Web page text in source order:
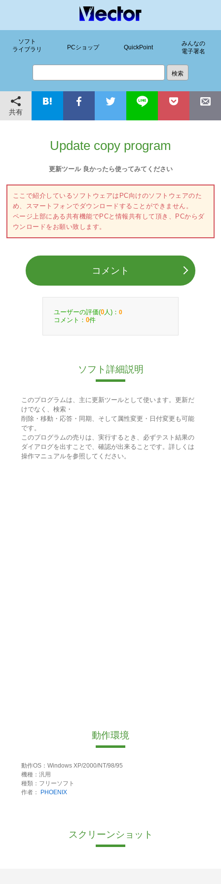
ソフト
ライブラリ
PCショップ QuickPoint
みんなの
電子署名
共有
Update copy program
更新ツール 良かったら使ってみてください
ここで紹介しているソフトウェアはPC向けのソフトウェアのた
め、スマートフォンでダウンロードすることができません。
ページ上部にある共有機能でPCと情報共有して頂き、PCからダ
ウンロードをお願い致します。
コメント
ユーザーの評価(0 人)： 0
コメント： 0件
ソフト詳細説明
このプログラムは、主に更新ツールとして使います。更新だ
けでなく、検索・
削除・移動・応答・同期、そして属性変更・日付変更も可能
です。
このプログラムの売りは、実行するとき、必ずテスト結果の
ダイアログを出すことで、確認が出来ることです。詳しくは
操作マニュアルを参照してください。
動作環境
動作OS：Windows XP/2000/NT/98/95
機種：汎用
種類：フリーソフト
作者：
PHOENIX
スクリーンショット